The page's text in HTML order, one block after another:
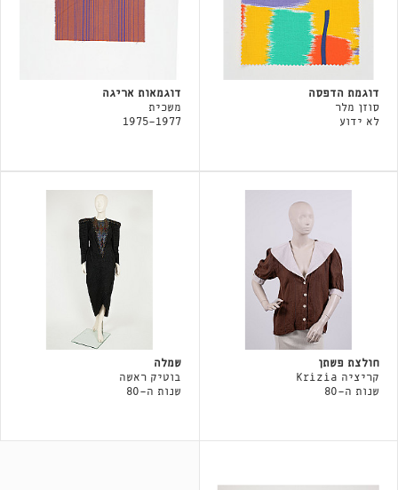
דוגמת הדפסה
סוזן מלר
לא ידוע
דוגמאות אריגה
משכית
1975-1977
חולצת פשתן
קריציה Krizia
שנות ה-80
שמלה
בוטיק ראשה
שנות ה-80